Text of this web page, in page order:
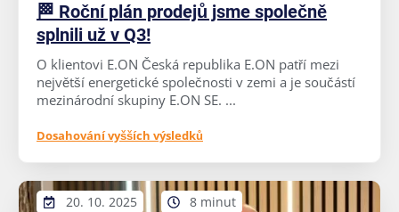
🏁 Roční plán prodejů jsme společně
splnili už v Q3!
O klientovi E.ON Česká republika E.ON patří mezi
největší energetické společnosti v zemi a je součástí
mezinárodní skupiny E.ON SE. ...
Dosahování vyšších výsledků
20. 10. 2025 8 minut